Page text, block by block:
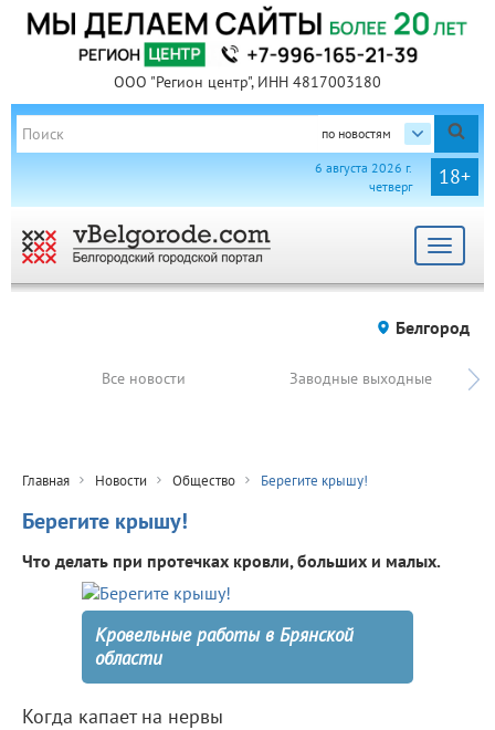
ООО "Регион центр", ИНН 4817003180
по новостям
18+
6 августа 2026 г.
четверг
Toggle
Белгород
Все новости Заводные выходные
Главная Новости Общество Берегите крышу!
Берегите крышу!
Что делать при протечках кровли, больших и малых.
Кровельные работы в Брянской
области
Когда капает на нервы